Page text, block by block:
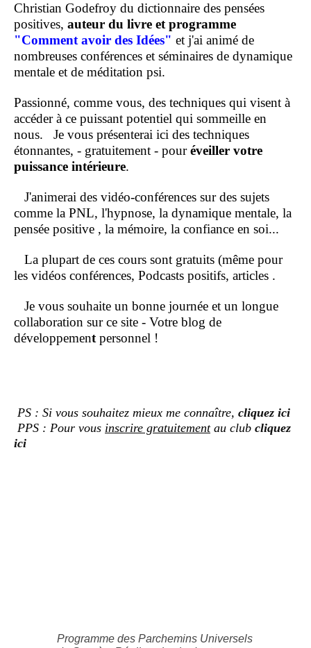
Christian Godefroy du dictionnaire des pensées
positives, auteur du livre et programme
"Comment avoir des Idées" et j'ai animé de
nombreuses conférences et séminaires de dynamique
mentale et de méditation psi.
Passionné, comme vous, des techniques qui visent à
accéder à ce puissant potentiel qui sommeille en
nous. Je vous présenterai ici des techniques
étonnantes, - gratuitement - pouréveiller votre
puissance intérieure.
J'animerai des vidéo-conférences sur des sujets
comme la PNL, l'hypnose, la dynamique mentale, la
pensée positive , la mémoire, la confiance en soi...
La plupart de ces cours sont gratuits (même pour
les vidéos conférences, Podcasts positifs, articles .
Je vous souhaite un bonne journée et un longue
collaboration sur ce site - Votre blog de
développement personnel !
PS : Si vous souhaitez mieux me connaître, cliquez ici
PPS : Pour vous inscrire gratuitementau club cliquez
ici
Programme des Parchemins Universels